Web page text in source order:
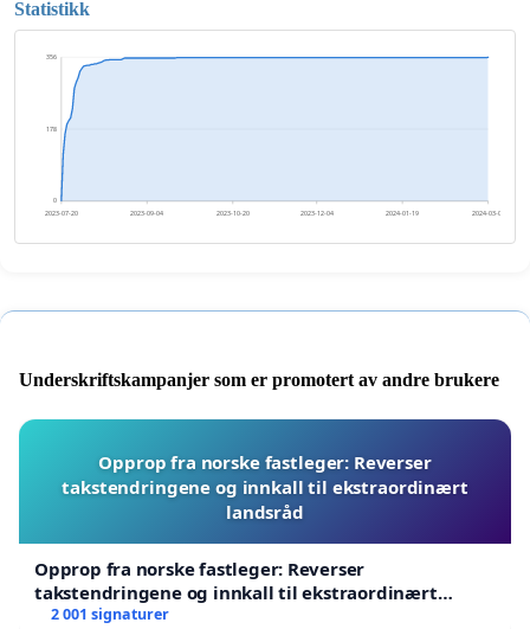
Statistikk
0
178
356
2023-07-20 2023-09-04 2023-10-20 2023-12-04 2024-01-19 2024-03-05
Underskriftskampanjer som er promotert av andre brukere
Opprop fra norske fastleger: Reverser
takstendringene og innkall til ekstraordinært
landsråd
Opprop fra norske fastleger: Reverser
takstendringene og innkall til ekstraordinært
landsråd
2 001 signaturer